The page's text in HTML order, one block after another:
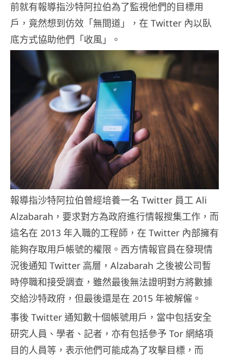
前就有報導指沙特阿拉伯為了監視他們的目標用
戶，竟然想到仿效「無間道」，在 Twitter 內以臥
底方式協助他們「收風」。
報導指沙特阿拉伯曾經培養一名 Twitter 員工 Ali
Alzabarah，要求對方為政府進行情報搜集工作，而
這名在 2013 年入職的工程師，在 Twitter 內部擁有
能夠存取用戶帳號的權限。西方情報官員在發現情
況後通知 Twitter 高層，Alzabarah 之後被公司暫
時停職和接受調查，雖然最後無法證明對方將數據
交給沙特政府，但最後還是在 2015 年被解僱。
事後 Twitter 通知數十個帳號用戶，當中包括安全
研究人員、學者、記者，亦有包括參予 Tor 網絡項
目的人員等，表示他們可能成為了攻擊目標，而